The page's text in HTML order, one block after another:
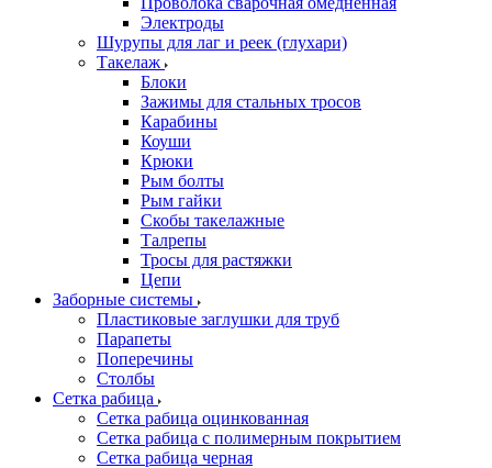
Электроды
Шурупы для лаг и реек (глухари)
Такелаж
Блоки
Зажимы для стальных тросов
Карабины
Коуши
Крюки
Рым болты
Рым гайки
Скобы такелажные
Талрепы
Тросы для растяжки
Цепи
Заборные системы
Пластиковые заглушки для труб
Парапеты
Поперечины
Столбы
Сетка рабица
Сетка рабица оцинкованная
Сетка рабица с полимерным покрытием
Сетка рабица черная